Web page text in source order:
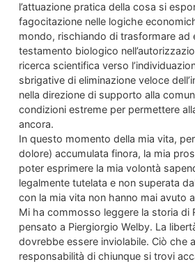
l’attuazione pratica della cosa si
fagocitazione nelle logiche
mondo, rischiando di trasformare ad
testamento biologico
ricerca scientifica verso
sbrigative di eliminazione veloce
nella direzione di supporto alla
condizioni estreme per permettere
ancora.
In questo momento della mia vita, per
dolore) accumulata finora, la mia
poter esprimere la mia volontà
legalmente tutelata e non superata
con la mia vita non hanno mai avuto
Mi ha commosso leggere la storia di
pensato a Piergiorgio Welby. La
dovrebbe essere inviolabile. Ciò che
responsabilità di chiunque si trovi